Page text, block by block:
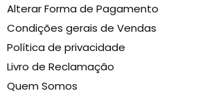
Alterar Forma de Pagamento
Condições gerais de Vendas
Política de privacidade
Livro de Reclamação
Quem Somos